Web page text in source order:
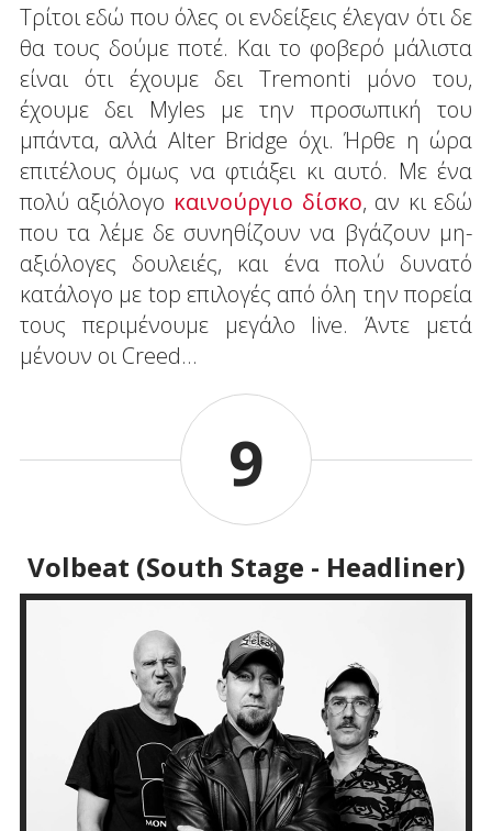
Τρίτοι εδώ που όλες οι ενδείξεις έλεγαν ότι δε
θα τους δούμε ποτέ. Και το φοβερό μάλιστα
είναι ότι έχουμε δει Tremonti μόνο του,
έχουμε δει Myles με την προσωπική του
μπάντα, αλλά Alter Bridge όχι. Ήρθε η ώρα
επιτέλους όμως να φτιάξει κι αυτό. Με ένα
πολύ αξιόλογο καινούργιο δίσκο, αν κι εδώ
που τα λέμε δε συνηθίζουν να βγάζουν μη-
αξιόλογες δουλειές, και ένα πολύ δυνατό
κατάλογο με top επιλογές από όλη την πορεία
τους περιμένουμε μεγάλο live. Άντε μετά
μένουν οι Creed…
9
Volbeat (South Stage - Headliner)